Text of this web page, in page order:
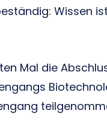
Wissen
Mal die